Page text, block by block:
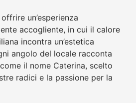
un’esperienza
accogliente, in cui il calore
incontra un’estetica
angolo del locale racconta
il nome Caterina, scelto
radici e la passione per la